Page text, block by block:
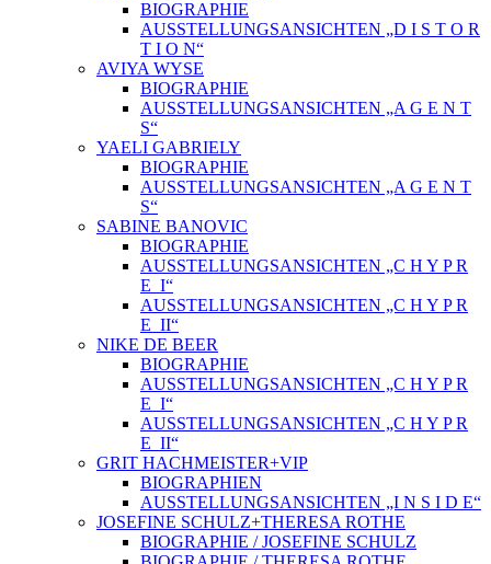
BIOGRAPHIE
AUSSTELLUNGSANSICHTEN „D I S T O R
T I O N“
AVIYA WYSE
BIOGRAPHIE
AUSSTELLUNGSANSICHTEN „A G E N T
S“
YAELI GABRIELY
BIOGRAPHIE
AUSSTELLUNGSANSICHTEN „A G E N T
S“
SABINE BANOVIC
BIOGRAPHIE
AUSSTELLUNGSANSICHTEN „C H Y P R
E_I“
AUSSTELLUNGSANSICHTEN „C H Y P R
E_II“
NIKE DE BEER
BIOGRAPHIE
AUSSTELLUNGSANSICHTEN „C H Y P R
E_I“
AUSSTELLUNGSANSICHTEN „C H Y P R
E_II“
GRIT HACHMEISTER+VIP
BIOGRAPHIEN
AUSSTELLUNGSANSICHTEN „I N S I D E“
JOSEFINE SCHULZ+THERESA ROTHE
BIOGRAPHIE / JOSEFINE SCHULZ